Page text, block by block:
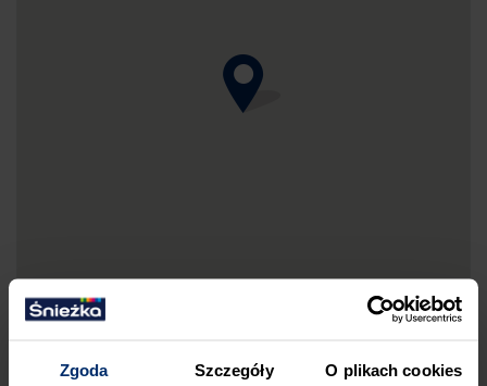
Zgoda Szczegóły O plikach cookies